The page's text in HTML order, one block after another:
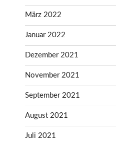
März 2022
Januar 2022
Dezember 2021
November 2021
September 2021
August 2021
Juli 2021